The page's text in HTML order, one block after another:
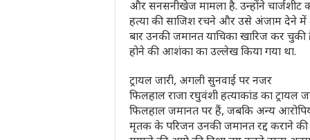
और सनसनीखेज मामला है. उन्होंने चार्जशीट
हत्या की साजिश रचने और उसे अंजाम देने में
बार उनकी जमानत याचिका खारिज कर
होने की आशंका का उल्लेख किया गया था.
ट्रायल जारी, अगली सुनवाई पर नजर
फिलहाल राजा रघुवंशी हत्याकांड का
फिलहाल जमानत पर हैं, जबकि अन्य
मृतक के परिजन उनकी जमानत रद्द कराने